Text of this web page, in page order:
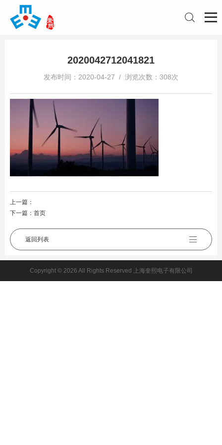
2020042712041821
发布时间：2020-04-27 / 浏览次数：308次
上一篇：
下一篇： 首页
返回列表
Copyright © 2026 All Rights Reserved 上海奎熙电子有限公司